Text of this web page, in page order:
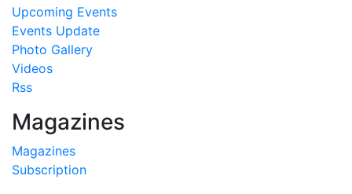
Upcoming Events
Events Update
Photo Gallery
Videos
Rss
Magazines
Magazines
Subscription